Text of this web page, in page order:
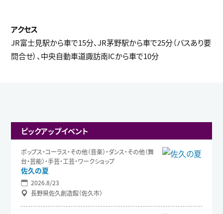
JR富士見駅から車で15分、JR茅野駅から車で25分（バスあり要
問合せ）、中央自動車道諏訪南ICから車で10分
ピックアップイベント
ポップス・コーラス・その他（音楽）・ダンス・その他（舞
台・芸能）・手芸・工芸・ワークショップ
佐久の夏
2026.8/23
長野県佐久創造館（佐久市）